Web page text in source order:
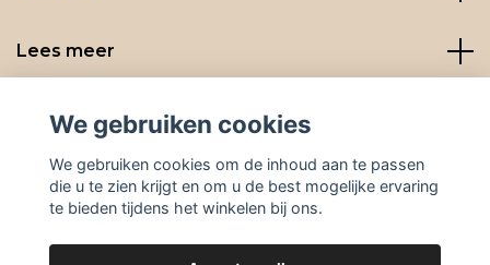
Lees meer
Social media
We gebruiken cookies
We gebruiken cookies om de inhoud aan te passen
die u te zien krijgt en om u de best mogelijke ervaring
te bieden tijdens het winkelen bij ons.